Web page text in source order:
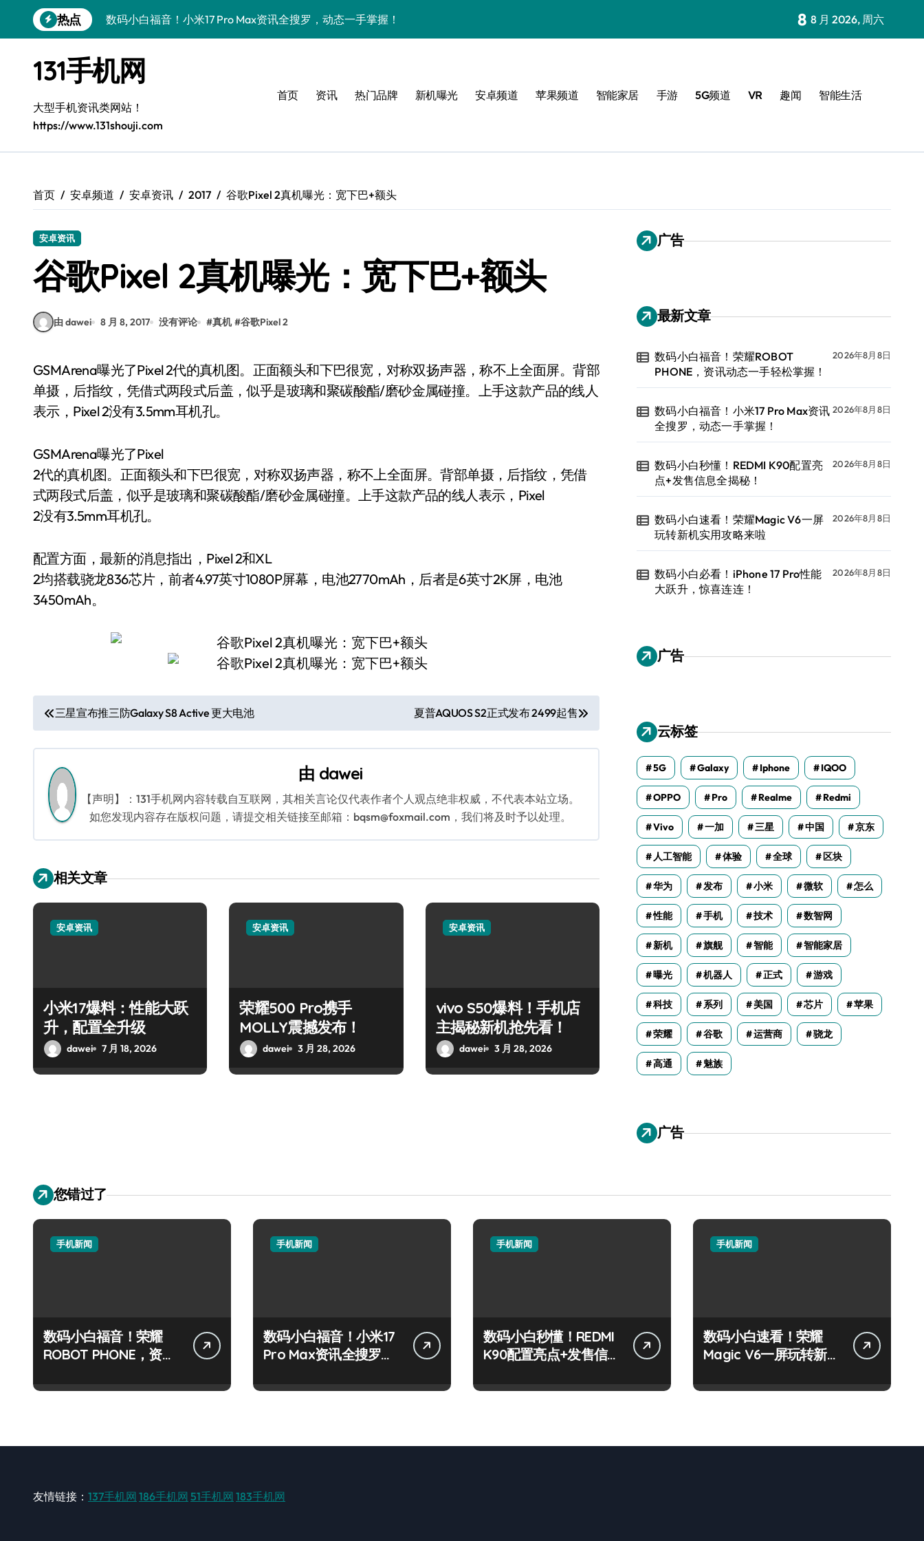
到
热点
数码小白福音！小米17 Pro Max资讯全搜罗，动态一手掌握！
数码小白速看！荣耀Magic V6一屏玩转新机实用攻略来啦
数码小白必看！iPhone 17 Pro性能大跃升，惊喜连连！
数码小白狂喜！荣耀500 Pro携MOLLY来袭，科技新资讯速get！
荣耀ROBOT PHONE来啦！小白也能24小时畅享智能资讯！
数码小白必看！Xiaomi 17 Pro最新资讯+超实用玩机技巧大公开
数码小白福音！荣耀ROBOT PHONE，资讯动态一手轻松掌握！
8 8 月 2026, 周六
131手机网
大型手机资讯类网站！
https://www.131shouji.com
首页 资讯 热门品牌 新机曝光 安卓频道 苹果频道 智能家居 手游 5G频道 VR 趣闻 智能生活
首页 安卓频道 安卓资讯 2017 谷歌Pixel 2真机曝光：宽下巴+额头
安卓资讯
谷歌Pixel 2真机曝光：宽下巴+额头
由 dawei 8 月 8, 2017 没有评论 #真机 #谷歌Pixel 2
GSMArena曝光了Pixel 2代的真机图。正面额头和下巴很宽，对称双扬声器，称不上全面屏。背部
单摄，后指纹，凭借式两段式后盖，似乎是玻璃和聚碳酸酯/磨砂金属碰撞。上手这款产品的线人
表示，Pixel 2没有3.5mm耳机孔。
GSMArena曝光了Pixel
2代的真机图。正面额头和下巴很宽，对称双扬声器，称不上全面屏。背部单摄，后指纹，凭借
式两段式后盖，似乎是玻璃和聚碳酸酯/磨砂金属碰撞。上手这款产品的线人表示，Pixel
2没有3.5mm耳机孔。
配置方面，最新的消息指出，Pixel 2和XL
2均搭载骁龙836芯片，前者4.97英寸1080P屏幕，电池2770mAh，后者是6英寸2K屏，电池
3450mAh。
文
章
导
航
三星宣布推三防Galaxy S8 Active 更大电池 夏普AQUOS S2正式发布 2499起售
由 dawei
【声明】：131手机网内容转载自互联网，其相关言论仅代表作者个人观点绝非权威，不代表本站立场。
如您发现内容存在版权问题，请提交相关链接至邮箱：bqsm@foxmail.com，我们将及时予以处理。
相关文章
安卓资讯
小米17爆料：性能大跃
升，配置全升级
dawei 7 月 18, 2026
安卓资讯
荣耀500 Pro携手
MOLLY震撼发布！
dawei 3 月 28, 2026
安卓资讯
vivo S50爆料！手机店
主揭秘新机抢先看！
dawei 3 月 28, 2026
广告
最新文章
数码小白福音！荣耀ROBOT
PHONE，资讯动态一手轻松掌握！
2026年8月8日
数码小白福音！小米17 Pro Max资讯
全搜罗，动态一手掌握！
2026年8月8日
数码小白秒懂！REDMI K90配置亮
点+发售信息全揭秘！
2026年8月8日
数码小白速看！荣耀Magic V6一屏
玩转新机实用攻略来啦
2026年8月8日
数码小白必看！iPhone 17 Pro性能
大跃升，惊喜连连！
2026年8月8日
广告
云标签
5G Galaxy Iphone IQOO
OPPO Pro Realme Redmi
Vivo 一加 三星 中国 京东
人工智能 体验 全球 区块
华为 发布 小米 微软 怎么
性能 手机 技术 数智网
新机 旗舰 智能 智能家居
曝光 机器人 正式 游戏
科技 系列 美国 芯片 苹果
荣耀 谷歌 运营商 骁龙
高通 魅族
广告
您错过了
手机新闻
数码小白福音！荣耀
ROBOT PHONE，资讯
手机新闻
数码小白福音！小米17
Pro Max资讯全搜罗，
手机新闻
数码小白秒懂！REDMI
K90配置亮点+发售信息
手机新闻
数码小白速看！荣耀
Magic V6一屏玩转新机
友情链接： 137手机网 186手机网 51手机网 183手机网